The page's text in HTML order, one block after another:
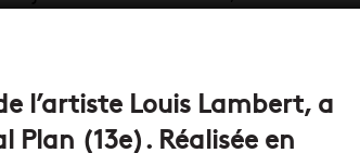
l’artiste Louis Lambert, a
Plan (13e). Réalisée en